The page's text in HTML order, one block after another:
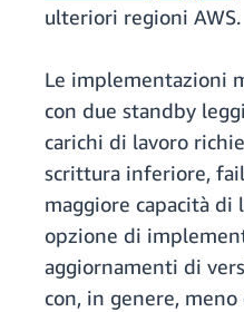
ulteriori regioni AWS.
Le implementazioni
con due standby
carichi di lavoro
scrittura inferiore,
maggiore capacità
opzione di
aggiornamenti di
con, in genere,